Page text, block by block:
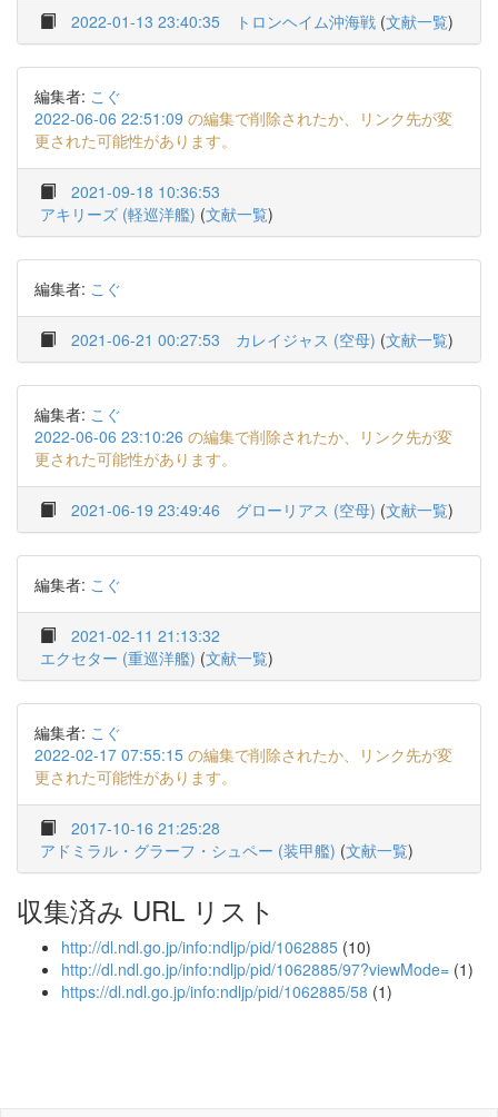
2022-01-13 23:40:35 トロンヘイム沖海戦 (文献一覧)
編集者: こぐ
2022-06-06 22:51:09 の編集で削除されたか、リンク先が変
更された可能性があります。
2021-09-18 10:36:53
アキリーズ (軽巡洋艦) (文献一覧)
編集者: こぐ
2021-06-21 00:27:53 カレイジャス (空母) (文献一覧)
編集者: こぐ
2022-06-06 23:10:26 の編集で削除されたか、リンク先が変
更された可能性があります。
2021-06-19 23:49:46 グローリアス (空母) (文献一覧)
編集者: こぐ
2021-02-11 21:13:32
エクセター (重巡洋艦) (文献一覧)
編集者: こぐ
2022-02-17 07:55:15 の編集で削除されたか、リンク先が変
更された可能性があります。
2017-10-16 21:25:28
アドミラル・グラーフ・シュペー (装甲艦) (文献一覧)
収集済み URL リスト
http://dl.ndl.go.jp/info:ndljp/pid/1062885 (10)
http://dl.ndl.go.jp/info:ndljp/pid/1062885/97?viewMode= (1)
https://dl.ndl.go.jp/info:ndljp/pid/1062885/58 (1)